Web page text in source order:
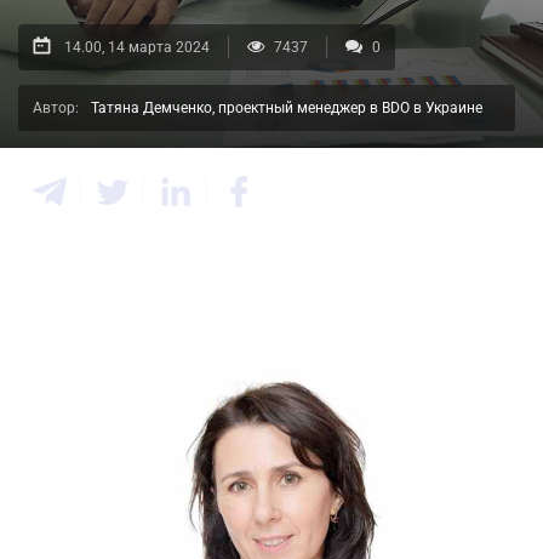
14.00, 14 марта 2024 7437 0
Автор: Татяна Демченко, проектный менеджер в BDO в Украине